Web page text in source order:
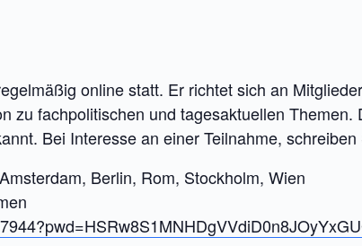
online statt. Er richtet sich an
zu fachpolitischen und tagesaktuellen
Bei Interesse an einer Teilnahme,
Berlin, Rom, Stockholm, Wien